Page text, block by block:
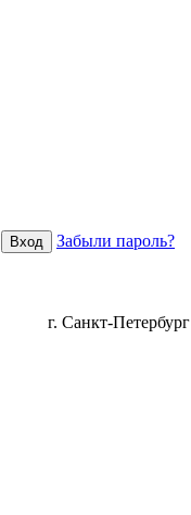
Забыли пароль?
г. Санкт-Петербург